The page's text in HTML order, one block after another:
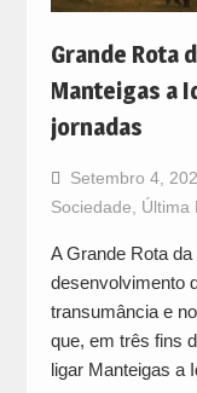
Grande Rota
Manteigas a
jornadas
Setembro 4,
Sociedade, Última
A Grande Rota
desenvolvimento
transumância e
que, em três fins
ligar Manteigas a